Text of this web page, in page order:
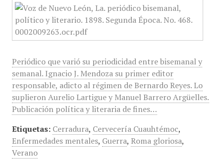
Periódico que varió su periodicidad entre bisemanal y
semanal. Ignacio J. Mendoza su primer editor
responsable, adicto al régimen de Bernardo Reyes. Lo
suplieron Aurelio Lartigue y Manuel Barrero Argüelles.
Publicación política y literaria de fines…
Etiquetas: Cerradura, Cervecería Cuauhtémoc,
Enfermedades mentales, Guerra, Roma gloriosa,
Verano